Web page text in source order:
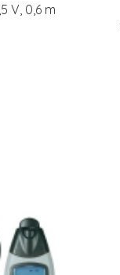
V, 0,6 m